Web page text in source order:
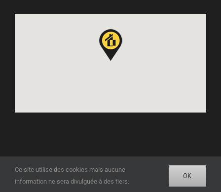
COPYRIGHT 2019 - 2023
Ce site utilise des cookies mais aucune
information ne sera divulguée à des tiers.
OK